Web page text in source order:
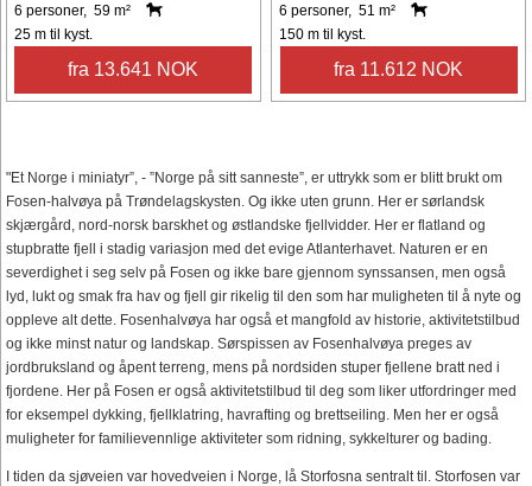
6 personer, 59 m²
25 m til kyst.
fra 13.641 NOK
6 personer, 51 m²
150 m til kyst.
fra 11.612 NOK
"Et Norge i miniatyr”, - ”Norge på sitt sanneste”, er uttrykk som er blitt brukt om
Fosen-halvøya på Trøndelagskysten. Og ikke uten grunn. Her er sørlandsk
skjærgård, nord-norsk barskhet og østlandske fjellvidder. Her er flatland og
stupbratte fjell i stadig variasjon med det evige Atlanterhavet. Naturen er en
severdighet i seg selv på Fosen og ikke bare gjennom synssansen, men også
lyd, lukt og smak fra hav og fjell gir rikelig til den som har muligheten til å nyte og
oppleve alt dette. Fosenhalvøya har også et mangfold av historie, aktivitetstilbud
og ikke minst natur og landskap. Sørspissen av Fosenhalvøya preges av
jordbruksland og åpent terreng, mens på nordsiden stuper fjellene bratt ned i
fjordene. Her på Fosen er også aktivitetstilbud til deg som liker utfordringer med
for eksempel dykking, fjellklatring, havrafting og brettseiling. Men her er også
muligheter for familievennlige aktiviteter som ridning, sykkelturer og bading.
I tiden da sjøveien var hovedveien i Norge, lå Storfosna sentralt til. Storfosen var